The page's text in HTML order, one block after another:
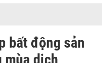
bất động sản
mùa dịch